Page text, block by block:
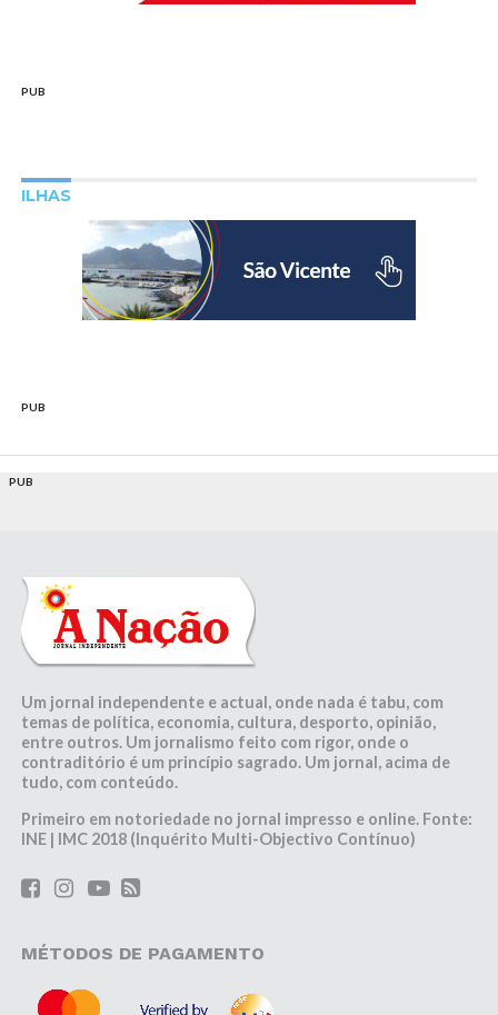
PUB
ILHAS
PUB
PUB
Um jornal independente e actual, onde nada é tabu, com
temas de política, economia, cultura, desporto, opinião,
entre outros. Um jornalismo feito com rigor, onde o
contraditório é um princípio sagrado. Um jornal, acima de
tudo, com conteúdo.
Primeiro em notoriedade no jornal impresso e online. Fonte:
INE | IMC 2018 (Inquérito Multi-Objectivo Contínuo)
MÉTODOS DE PAGAMENTO